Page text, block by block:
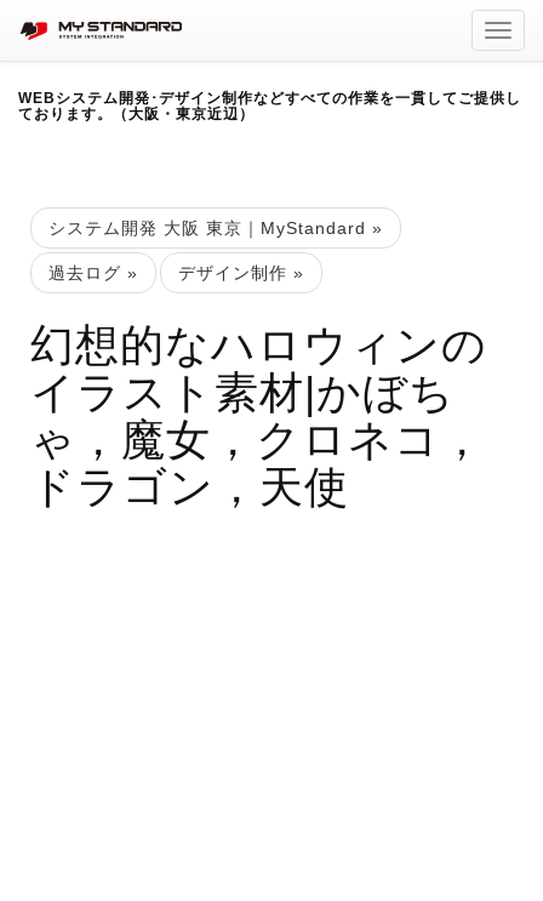
WEBシステム開発･デザイン制作などすべての作業を一貫してご提供し
ております。（大阪・東京近辺）
システム開発 大阪 東京｜MyStandard »
過去ログ » デザイン制作 »
幻想的なハロウィンの
イラスト素材|かぼち
ゃ，魔女，クロネコ，
ドラゴン，天使